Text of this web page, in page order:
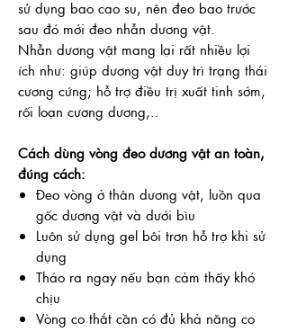
sử dụng bao cao su, nên đeo bao trước
sau đó mới đeo nhẫn dương vật.
Nhẫn dương vật mang lại rất nhiều lợi
ích như: giúp dương vật duy trì trạng thái
cương cứng; hỗ trợ điều trị xuất tinh sớm,
rối loạn cương dương,..
Cách dùng vòng đeo dương vật an toàn,
đúng cách:
Đeo vòng ở thân dương vật, luồn qua
gốc dương vật và dưới bìu
Luôn sử dụng gel bôi trơn hỗ trợ khi sử
dụng
Tháo ra ngay nếu bạn cảm thấy khó
chịu
Vòng co thắt cần có đủ khả năng co